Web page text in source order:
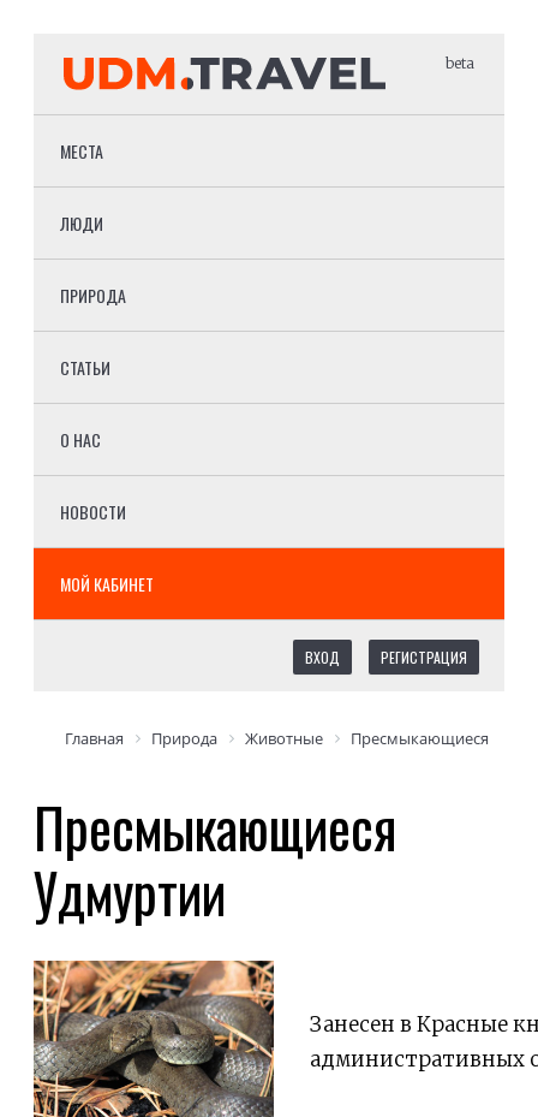
beta
МЕСТА
ЛЮДИ
ПРИРОДА
СТАТЬИ
О НАС
НОВОСТИ
МОЙ КАБИНЕТ
ВХОД РЕГИСТРАЦИЯ
Главная Природа Животные Пресмыкающиеся
Пресмыкающиеся
Удмуртии
Занесен в Красные
административных